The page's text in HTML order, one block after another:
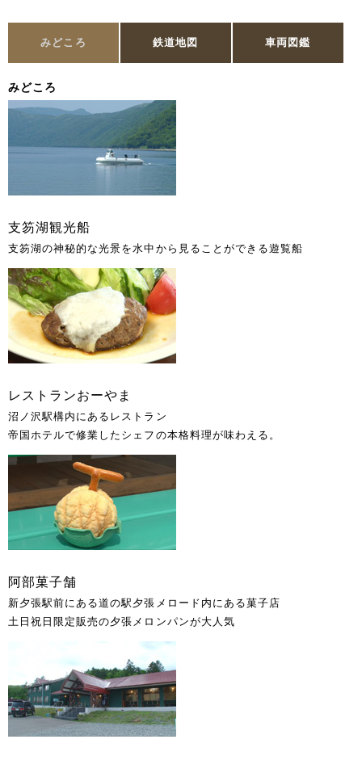
みどころ 鉄道地図 車両図鑑
みどころ
支笏湖観光船
支笏湖の神秘的な光景を水中から見ることができる遊覧船
レストランおーやま
沼ノ沢駅構内にあるレストラン
帝国ホテルで修業したシェフの本格料理が味わえる。
阿部菓子舗
新夕張駅前にある道の駅夕張メロード内にある菓子店
土日祝日限定販売の夕張メロンパンが大人気